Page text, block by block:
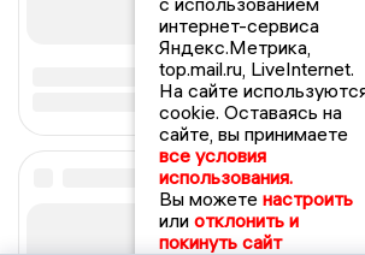
интернет-сервиса
Яндекс.Метрика,
top.mail.ru, LiveInternet.
На сайте
cookie. Оставаясь на
сайте, вы принимаете
все условия
использования.
Вы можете настроить
или отклонить и
покинуть сайт